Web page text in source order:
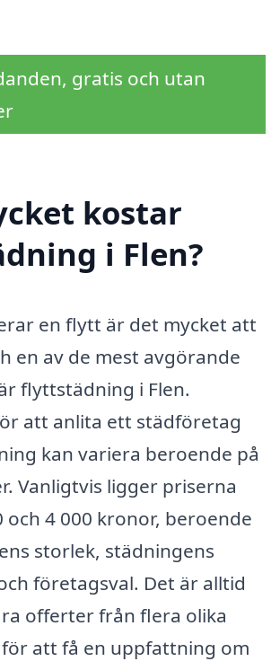
gratis och utan
kostar
i Flen?
en flytt är det mycket att
en av de mest avgörande
flyttstädning i Flen.
att anlita ett städföretag
kan variera beroende på
Vanligtvis ligger priserna
och 4 000 kronor, beroende
storlek, städningens
företagsval. Det är alltid
offerter från flera olika
att få en uppfattning om